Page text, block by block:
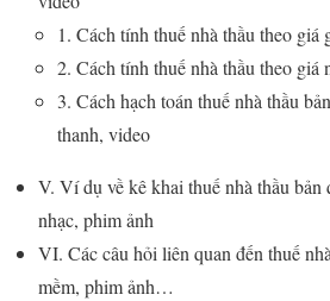
1. Cách tính thuế nhà thầu theo giá
2. Cách tính thuế nhà thầu theo giá
3. Cách hạch toán thuế nhà thầu
thanh, video
V. Ví dụ về kê khai thuế nhà thầu bản
nhạc, phim ảnh
VI. Các câu hỏi liên quan đến thuế
mềm, phim ảnh…